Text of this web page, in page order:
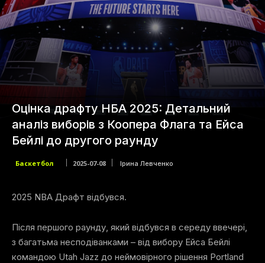
Оцінка драфту НБА 2025: Детальний
аналіз виборів з Коопера Флага та Ейса
Бейлі до другого раунду
Баскетбол 2025-07-08 Ірина Левченко
2025 NBA Драфт відбувся.
Після першого раунду, який відбувся в середу ввечері,
з багатьма несподіванками – від вибору Ейса Бейлі
командою Utah Jazz до неймовірного рішення Portland